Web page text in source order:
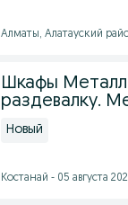
Алматы, Алатауский
Шкафы
раздевалку.
Новый
Костанай - 05 августа